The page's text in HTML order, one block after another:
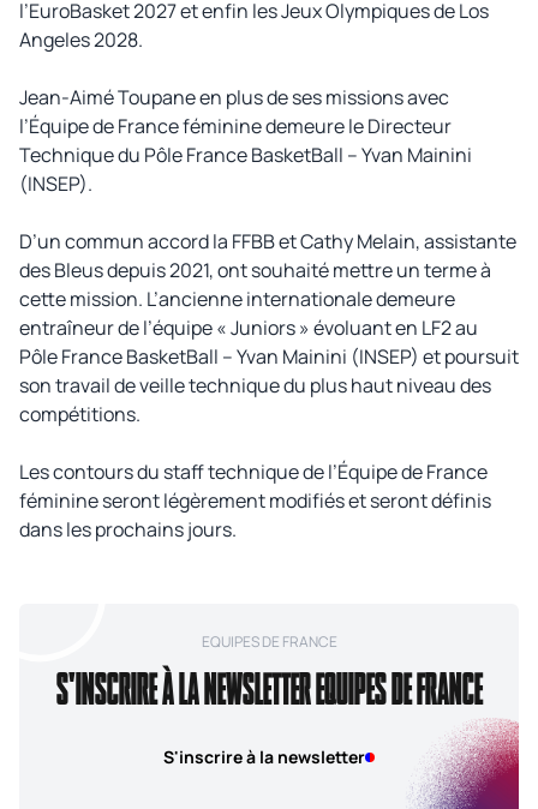
l’EuroBasket 2027 et enfin les Jeux Olympiques de Los
Angeles 2028.
Jean-Aimé Toupane en plus de ses missions avec
l’Équipe de France féminine demeure le Directeur
Technique du Pôle France BasketBall – Yvan Mainini
(INSEP).
D’un commun accord la FFBB et Cathy Melain, assistante
des Bleus depuis 2021, ont souhaité mettre un terme à
cette mission. L’ancienne internationale demeure
entraîneur de l’équipe « Juniors » évoluant en LF2 au
Pôle France BasketBall – Yvan Mainini (INSEP) et poursuit
son travail de veille technique du plus haut niveau des
compétitions.
Les contours du staff technique de l’Équipe de France
féminine seront légèrement modifiés et seront définis
dans les prochains jours.
EQUIPES DE FRANCE
S'INSCRIRE À LA NEWSLETTER EQUIPES DE FRANCE
S'inscrire à la newsletter